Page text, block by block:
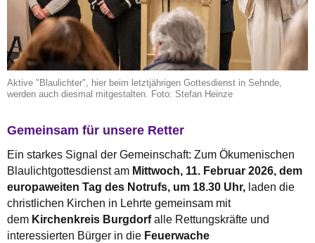
Aktive "Blaulichter", hier beim letztjährigen Gottesdienst in Sehnde,
werden auch diesmal mitgestalten. Foto: Stefan Heinze
Gemeinsam für unsere Retter
Ein starkes Signal der Gemeinschaft: Zum Ökumenischen
Blaulichtgottesdienst am Mittwoch, 11. Februar 2026, dem
europaweiten Tag des Notrufs, um 18.30 Uhr, laden die
christlichen Kirchen in Lehrte gemeinsam mit
dem Kirchenkreis Burgdorfalle Rettungskräfte und
interessierten Bürger in die Feuerwache